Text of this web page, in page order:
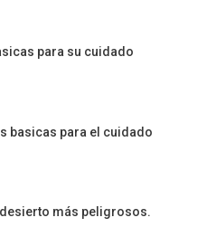
para su cuidado
basicas para el cuidado
más peligrosos.